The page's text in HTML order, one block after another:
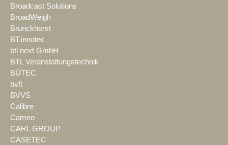
Broadcast Solutions
BroadWeigh
Brunckhorst
BT.innotec
btl next GmbH
BTL Veranstaltungstechnik
BÜTEC
bvft
BVVS
Calibre
Cameo
CARL GROUP
CASETEC